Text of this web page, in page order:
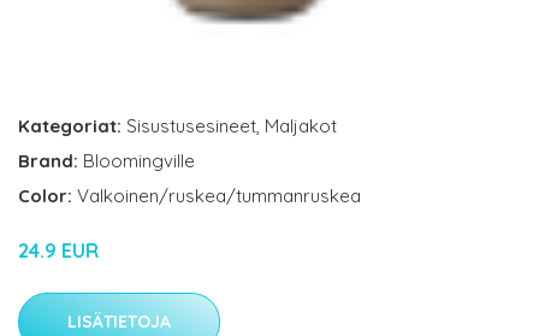
Kategoriat: Sisustusesineet, Maljakot
Brand: Bloomingville
Color: Valkoinen/ruskea/tummanruskea
24.9 EUR
LISÄTIETOJA